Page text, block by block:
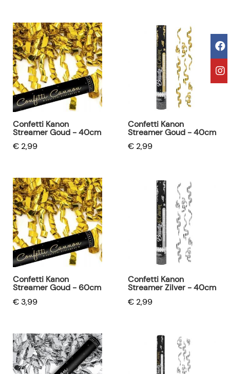
Confetti Kanon
Streamer Goud - 40cm
€ 2,99
Confetti Kanon
Streamer Goud - 40cm
€ 2,99
Confetti Kanon
Streamer Goud - 60cm
€ 3,99
Confetti Kanon
Streamer Zilver - 40cm
€ 2,99